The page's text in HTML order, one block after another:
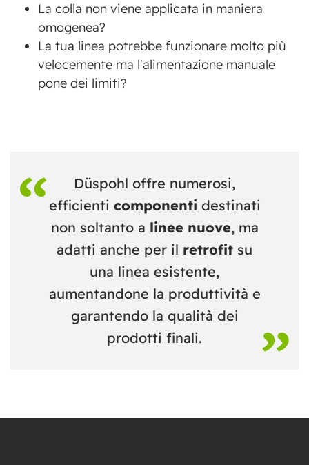
La colla non viene applicata in maniera
omogenea?
La tua linea potrebbe funzionare molto più
velocemente ma l'alimentazione manuale
pone dei limiti?
Düspohl offre numerosi,
efficienti componenti destinati
non soltanto a linee nuove, ma
adatti anche per il retrofit su
una linea esistente,
aumentandone la produttività e
garantendo la qualità dei
prodotti finali.